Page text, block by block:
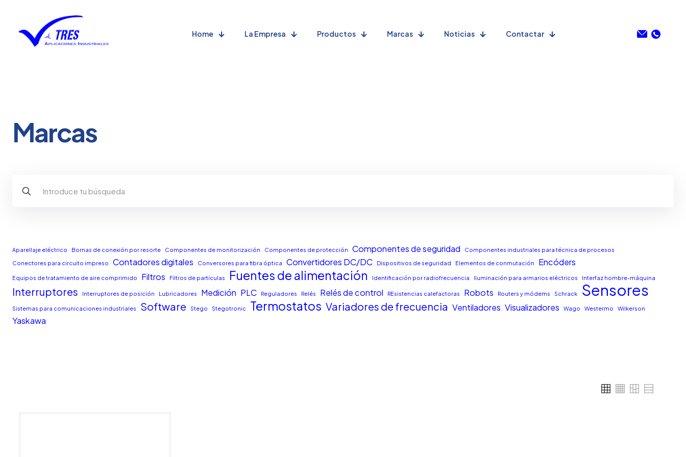
Home La Empresa Productos Marcas Noticias Contactar
Marcas
Aparellaje eléctrico Bornas de conexión por resorte Componentes de monitorización Componentes de protección Componentes de seguridad
Componentes industriales para técnica de procesos
Conectores para circuito impreso
Contadores digitales Conversores para fibra óptica Convertidores DC/DC Dispositivos de seguridad Elementos de conmutación Encóders
Equipos de tratamiento de aire comprimido Filtros Filtros de partículas Fuentes de alimentación Identificación por radiofrecuencia Iluminación para armarios eléctricos Interfaz hombre-máquina
Interruptores Interruptores de posición Lubricadores Medición PLC Reguladores Relés Relés de control REsistencias calefactoras Robots Routers y módems Schrack Sensores
Sistemas para comunicaciones industriales Software Stego Stegotronic Termostatos Variadores de frecuencia Ventiladores Visualizadores Wago Westermo Wilkerson
Yaskawa